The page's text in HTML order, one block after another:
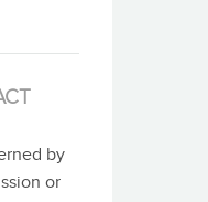
by
or